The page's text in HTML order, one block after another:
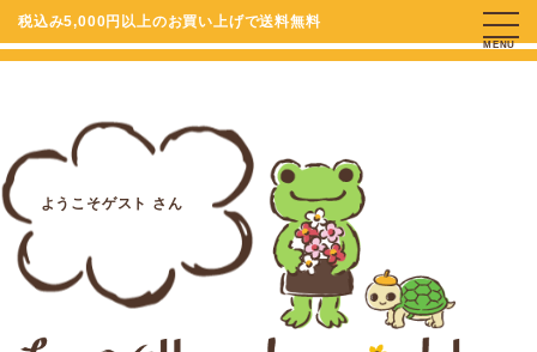
税込み5,000円以上のお買い上げで送料無料
ようこそゲスト さん
MENU